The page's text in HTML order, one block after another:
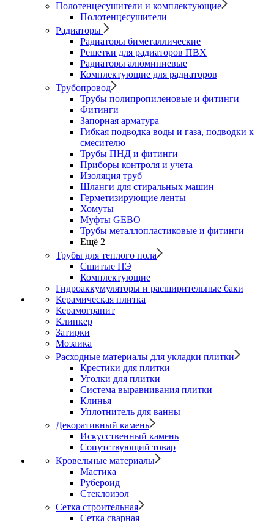
Полотенцесушители и комплектующие
Полотенцесушители
Радиаторы
Радиаторы биметаллические
Решетки для радиаторов ПВХ
Радиаторы алюминиевые
Комплектующие для радиаторов
Трубопровод
Трубы полипропиленовые и фитинги
Фитинги
Запорная арматура
Гибкая подводка воды и газа, подводки к
смесителю
Трубы ПНД и фитинги
Приборы контроля и учета
Изоляция труб
Шланги для стиральных машин
Герметизирующие ленты
Хомуты
Муфты GEBO
Трубы металлопластиковые и фитинги
Ещё 2
Трубы для теплого пола
Сшитые ПЭ
Комплектующие
Гидроаккумуляторы и расширительные баки
Керамическая плитка
Керамогранит
Клинкер
Затирки
Мозаика
Расходные материалы для укладки плитки
Крестики для плитки
Уголки для плитки
Система выравнивания плитки
Клинья
Уплотнитель для ванны
Декоративный камень
Искусственный камень
Сопутствующий товар
Кровельные материалы
Мастика
Рубероид
Стеклоизол
Сетка строительная
Сетка сварная